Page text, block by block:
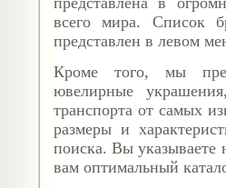
всего мира. Список
представлен в левом
Кроме того, мы
ювелирные украшения
транспорта от самых
размеры и
поиска. Вы указываете
вам оптимальный